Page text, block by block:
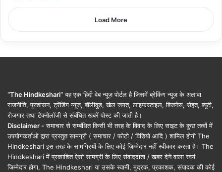
Load More
“The Hindkeshari”यह एक हिंदी वेब न्यूज़ पोर्टल है जिसमें ब्रेकिंग न्यूज़ के अलावा
राजनीति, प्रशासन, ट्रेंडिंग न्यूज, बॉलीवुड, खेल जगत, लाइफस्टाइल, बिजनेस, सेहत, ब्यूटी,
रोजगार तथा टेक्नोलॉजी से संबंधित खबरें पोस्ट की जाती है।
Disclaimer - समाचार से सम्बंधित किसी भी तरह के विवाद के लिए साइट के कुछ तत्वों में
उपयोगकर्ताओं द्वारा प्रस्तुत सामग्री ( समाचार / फोटो / विडियो आदि ) शामिल होगी The
Hindkeshari इस तरह के सामग्रियों के लिए कोई ज़िम्मेदार नहीं स्वीकार करता है। The
Hindkeshari में प्रकाशित ऐसी सामग्री के लिए संवाददाता / खबर देने वाला स्वयं
जिम्मेदार होगा, The Hindkeshari या उसके स्वामी, मुद्रक, प्रकाशक, संपादक की कोई